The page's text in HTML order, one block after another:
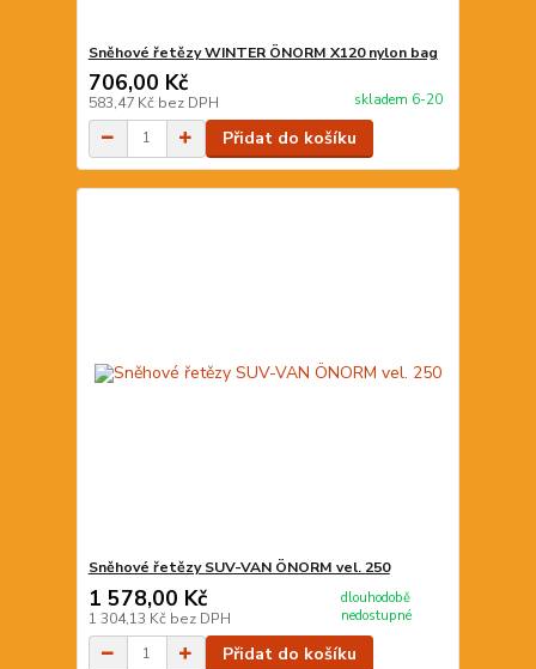
Sněhové řetězy WINTER ÖNORM X120 nylon bag
706,00 Kč
583,47 Kč bez DPH skladem 6-20
Přidat do košíku
Sněhové řetězy SUV-VAN ÖNORM vel. 250
1 578,00 Kč
1 304,13 Kč bez DPH
dlouhodobě
nedostupné
Přidat do košíku